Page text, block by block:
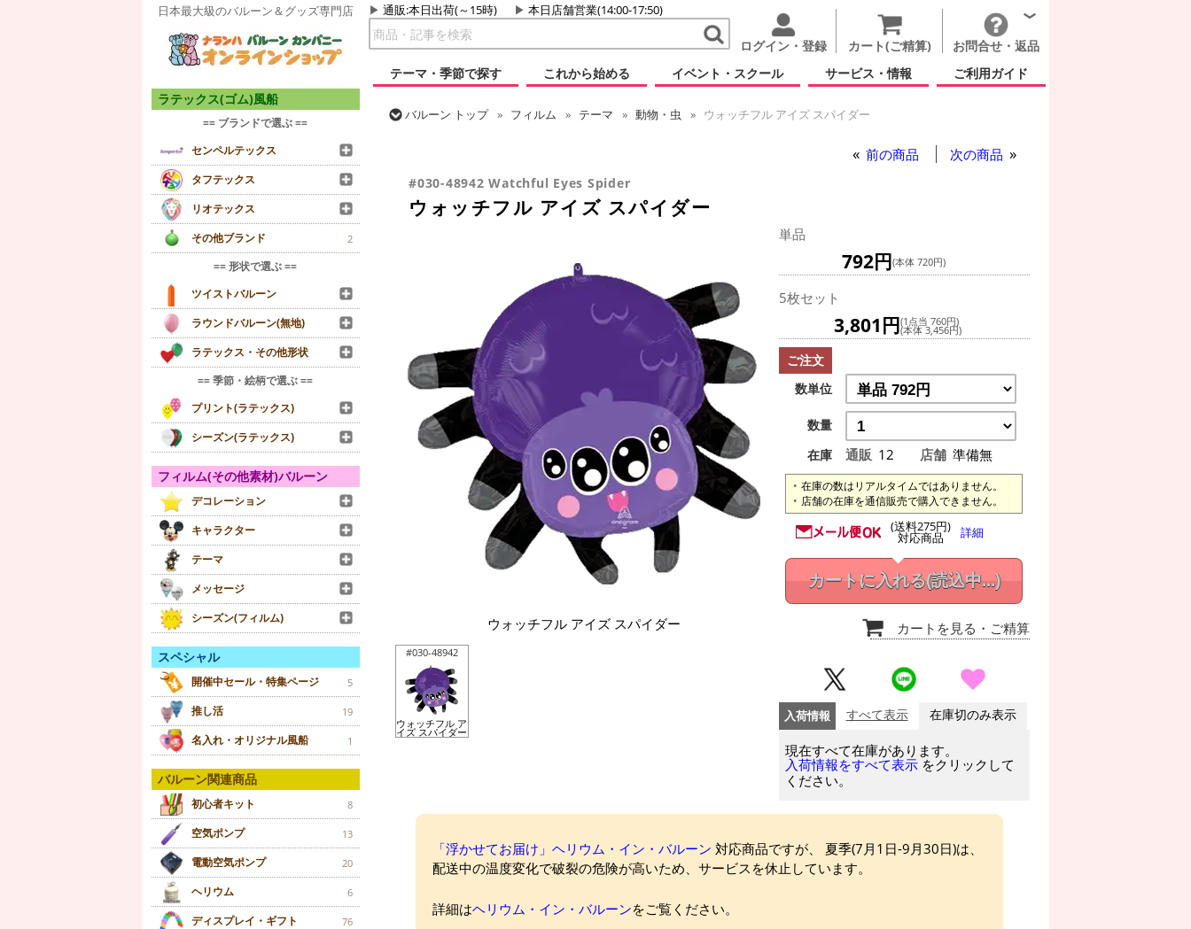
日本最大級のバルーン＆グッズ専門店 通販:本日出荷(～15時) 本日店舗営業(14:00-17:50)
ログイン・登録 カート(ご精算)
お問合せ・返品
テーマ・季節で探す
これから始める イベント・スクール サービス・情報 ご利用ガイド
ラテックス(ゴム)風船
== ブランドで選ぶ ==
センペルテックス
タフテックス
リオテックス
その他ブランド
2
== 形状で選ぶ ==
ツイストバルーン
ラウンドバルーン(無地)
ラテックス・その他形状
== 季節・絵柄で選ぶ ==
プリント(ラテックス)
シーズン(ラテックス)
フィルム(その他素材)バルーン
デコレーション
キャラクター
テーマ
メッセージ
シーズン(フィルム)
スペシャル
開催中セール・特集ページ 5
推し活 19
名入れ・オリジナル風船 1
バルーン関連商品
初心者キット 8
空気ポンプ 13
電動空気ポンプ 20
ヘリウム 6
ディスプレイ・ギフト 76
バルーン トップ フィルム テーマ 動物・虫
ウォッチフル アイズ スパイダー
前の商品 次の商品
#030-48942 Watchful Eyes Spider
ウォッチフル アイズ スパイダー
ウォッチフル アイズ スパイダー
#030-48942
ウォッチフル ア
イズ スパイダー
単品
792円(本体 720円)
5枚セット
3,801円(1点当 760円)
(本体 3,456円)
ご注文
数単位
数量
在庫
通販 12 店舗 準備無
在庫の数はリアルタイムではありません。
店舗の在庫を通信販売で購入できません。
(送料275円)
対応商品 詳細
カートに入れる(読込中...)
カートを見る ・ご精算
入荷情報 すべて表示 在庫切のみ表示
現在すべて在庫があります。
入荷情報をすべて表示 をクリックして
ください。
「浮かせてお届け」ヘリウム・イン・バルーン 対応商品ですが、 夏季(7月1日-9月30日)は、
配送中の温度変化で破裂の危険が高いため、サービスを休止しています。
詳細はヘリウム・イン・バルーンをご覧ください。